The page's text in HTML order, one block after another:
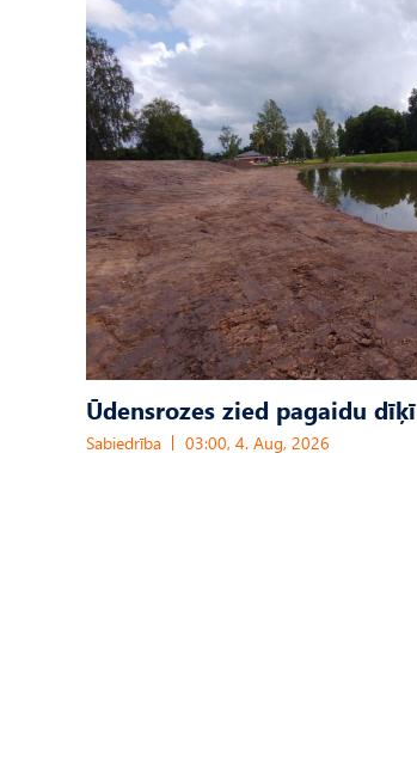
Ūdensrozes zied pagaidu dīķī
Sabiedrība 03:00, 4. Aug, 2026